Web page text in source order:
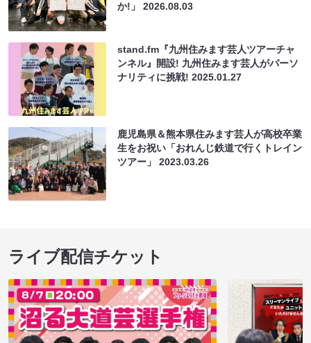
か!」2026.08.03
stand.fm『九州住みます芸人ツアーチャ
ンネル』開設! 九州住みます芸人がパーソ
ナリティに挑戦!2025.01.27
鹿児島県＆熊本県住みます芸人が高校卒業
生をお祝い「おれんじ鉄道で行くトレイン
ツアー」2023.03.26
ライブ配信チケット